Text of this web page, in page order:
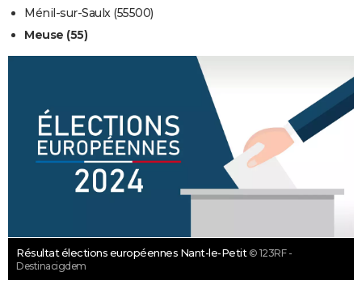
Ménil-sur-Saulx (55500)
Meuse (55)
Résultat élections européennes Nant-le-Petit © 123RF -
Destinacigdem